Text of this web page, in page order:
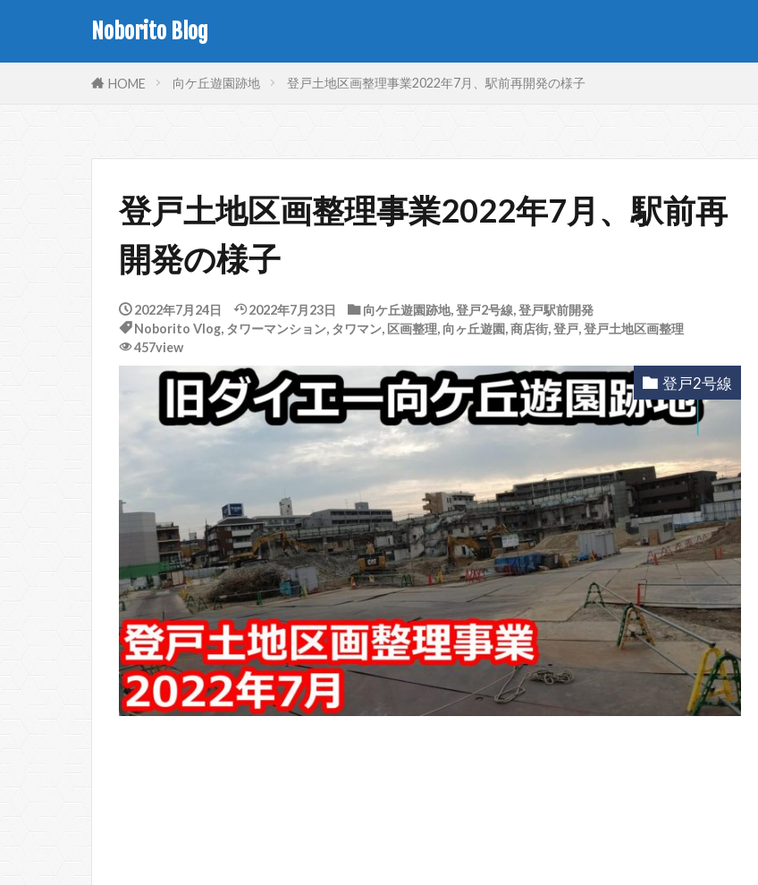
Noborito Blog
HOME 向ケ丘遊園跡地 登戸土地区画整理事業2022年7月、駅前再開発の様子
登戸土地区画整理事業2022年7月、駅前再
開発の様子
2022年7月24日 2022年7月23日 向ケ丘遊園跡地,登戸2号線,登戸駅前開発
Noborito Vlog, タワーマンション, タワマン, 区画整理, 向ヶ丘遊園,商店街,登戸,登戸土地区画整理
457view
登戸2号線